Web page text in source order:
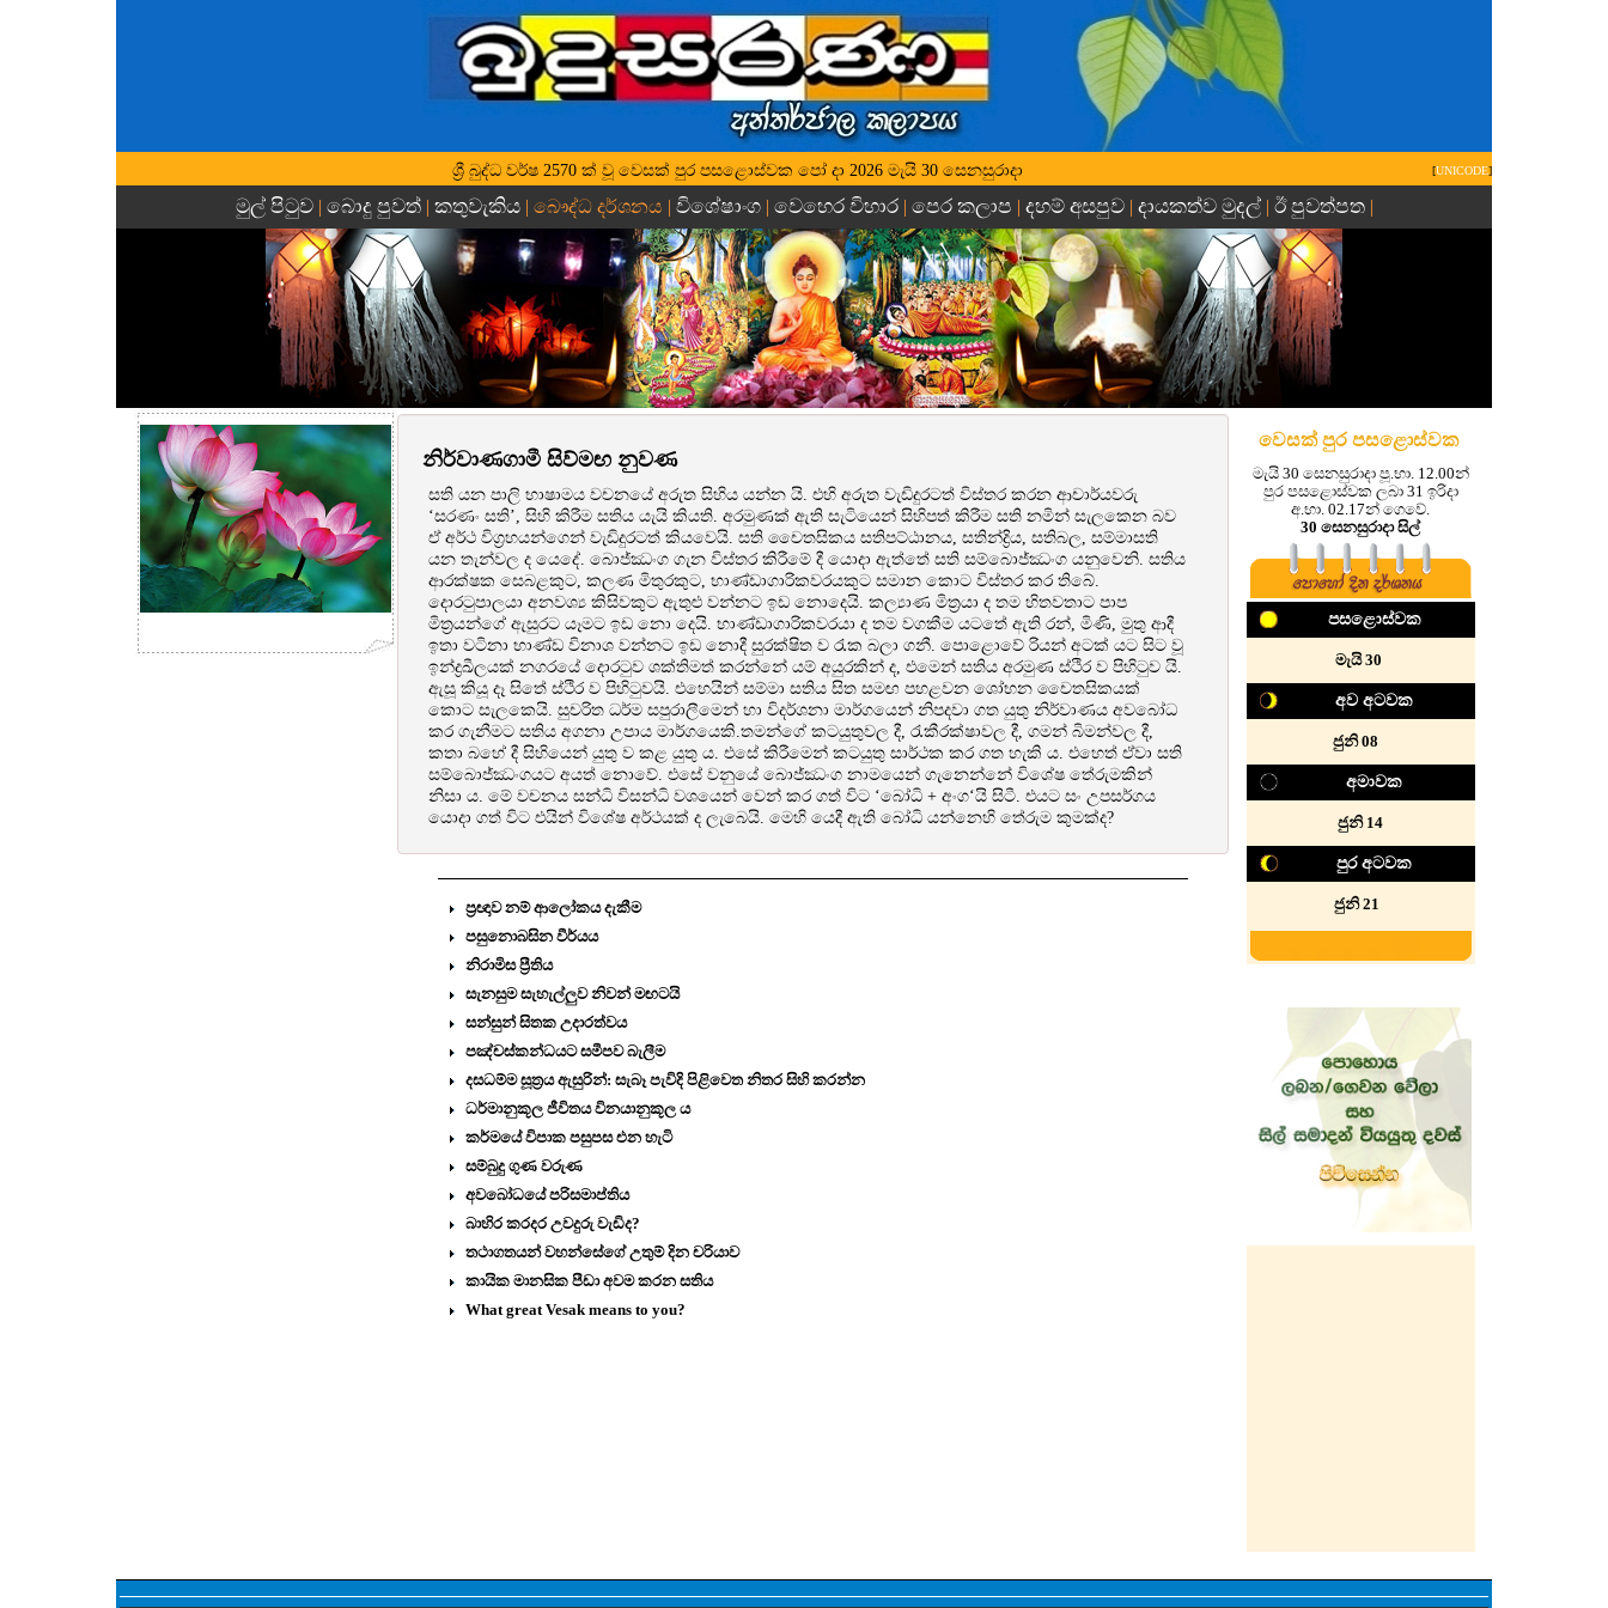
ශ්‍රී බුද්ධ වර්ෂ 2570 ක් වූ වෙසක් පුර පසළොස්වක පෝ දා 2026 මැයි 30 සෙනසුරාදා [UNICODE]
මුල් පිටුව | බොදු පුවත්| කතුවැකිය| බෞද්ධ දර්ශනය | විශේෂාංග| වෙහෙර විහාර| පෙර කලාප | දහම් අසපුව| දායකත්ව මුදල්| ඊ පුවත්පත|
නිර්වාණගාමී සිව්මඟ නුවණ
සති යන පාලි භාෂාමය වචනයේ අරුත සිහිය යන්න යි. එහි අරුත වැඩිදුරටත් විස්තර කරන ආචාර්යවරු
‘සරණං සති’, සිහි කිරීම සතිය යැයි කියති. අරමුණක් ඇති සැටියෙන් සිහිපත් කිරීම සති නමින් සැලකෙන බව
ඒ අර්ථ විග්‍රහයන්ගෙන් වැඩිදුරටත් කියවෙයි. සති චෛතසිකය සතිපට්ඨානය, සතින්ද්‍රිය, සතිබල, සම්මාසති
යන තැන්වල ද යෙදේ. බොජ්ඣංග ගැන විස්තර කිරීමේ දී යොදා ඇත්තේ සති සම්බොජ්ඣංග යනුවෙනි. සතිය
ආරක්ෂක සෙබළකුට, කලණ මිතුරකුට, භාණ්ඩාගාරිකවරයකුට සමාන කොට විස්තර කර තිබේ.
දොරටුපාලයා අනවශ්‍ය කිසිවකුට ඇතුළු වන්නට ඉඩ නොදෙයි. කල්‍යාණ මිත්‍රයා ද තම හිතවතාට පාප
මිත්‍රයන්ගේ ඇසුරට යෑමට ඉඩ නො දෙයි. භාණ්ඩාගාරිකවරයා ද තම වගකීම යටතේ ඇති රන්, මිණි, මුතු ආදී
ඉතා වටිනා භාණ්ඩ විනාශ වන්නට ඉඩ නොදී සුරක්ෂිත ව රැක බලා ගනී. පොළොවේ රියන් අටක් යට සිට වූ
ඉන්ද්‍රඛීලයක් නගරයේ දොරටුව ශක්තිමත් කරන්නේ යම් අයුරකින් ද, එමෙන් සතිය අරමුණ ස්ථිර ව පිහිටුව යි.
ඇසූ කියූ දෑ සිතේ ස්ථිර ව පිහිටුවයි. එහෙයින් සම්මා සතිය සිත සමඟ පහළවන ශෝභන චෛතසිකයක්
කොට සැලකෙයි. සුචරිත ධර්ම සපුරාලීමෙන් හා විදර්ශනා මාර්ගයෙන් නිපදවා ගත යුතු නිර්වාණය අවබෝධ
කර ගැනීමට සතිය අගනා උපාය මාර්ගයෙකි.තමන්ගේ කටයුතුවල දී, රැකීරක්ෂාවල දී, ගමන් බිමන්වල දී,
කතා බහේ දී සිහියෙන් යුතු ව කළ යුතු ය. එසේ කිරීමෙන් කටයුතු සාර්ථක කර ගත හැකි ය. එහෙත් ඒවා සති
සම්බොජ්ඣංගයට අයත් නොවේ. එසේ වනුයේ බොජ්ඣංග නාමයෙන් ගැනෙන්නේ විශේෂ තේරුමකින්
නිසා ය. මේ වචනය සන්ධි විසන්ධි වශයෙන් වෙන් කර ගත් විට ‘බෝධි + අංග‘යි සිටී. එයට සං උපසර්ගය
යොදා ගත් විට එයින් විශේෂ අර්ථයක් ද ලැබෙයි. මෙහි යෙදී ඇති බෝධි යන්නෙහි තේරුම කුමක්ද?
ප්‍රඥාව නම් ආලෝකය දැකීම
පසුනොබසින වීර්යය
නිරාමිස ප්‍රීතිය
සැනසුම සැහැල්ලුව නිවන් මඟටයි
සන්සුන් සිතක උදාරත්වය
පඤ්චස්කන්ධයට සමීපව බැලීම
දසධම්ම සූත්‍රය ඇසුරින්: සැබෑ පැවිදි පිළිවෙත නිතර සිහි කරන්න
ධර්මානුකූල ජීවිතය විනයානුකූල ය
කර්මයේ විපාක පසුපස එන හැටි
සම්බුදු ගුණ වරුණ
අවබෝධයේ පරිසමාප්තිය
බාහිර කරදර උවදුරු වැඩිද?
තථාගතයන් වහන්සේගේ උතුම් දින චරියාව
කායික මානසික පීඩා අවම කරන සතිය
What great Vesak means to you?
වෙසක් පුර පසළොස්වක
මැයි 30 සෙනසුරාදා පූ.භා. 12.00න්
පුර පසළොස්වක ලබා 31 ඉරිදා
අ.භා. 02.17න් ගෙවේ.
30 සෙනසුරාදා සිල්
පසළොස්වක
‍මැයි 30
අව අටවක
‍‍‍ජුනි 08
අමාවක
ජුනි 14
පුර අටවක
ජුනි 21